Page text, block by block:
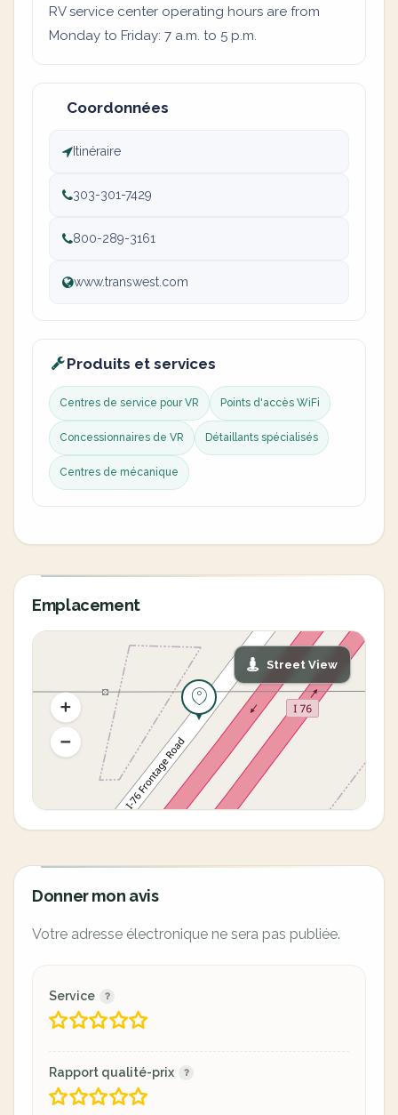
RV service center operating hours are from
Monday to Friday: 7 a.m. to 5 p.m.
Coordonnées
Itinéraire
303-301-7429
800-289-3161
www.transwest.com
Produits et services
Centres de service pour VR Points d'accès WiFi
Concessionnaires de VR Détaillants spécialisés
Centres de mécanique
Emplacement
Street View
Donner mon avis
Votre adresse électronique ne sera pas publiée.
Service
Rapport qualité-prix